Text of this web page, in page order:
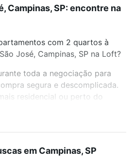
Campinas, SP: encontre na
com 2 quartos à
José, Campinas, SP na Loft?
toda a negociação para
segura e descomplicada.
residencial ou perto do
com 2 quartos à
José, Campinas, SP para
é grátis, sem compromisso e
em Campinas, SP